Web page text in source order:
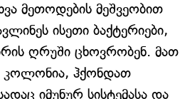
მეთოდების მეშვეობით
ისეთი ბაქტერიები,
ღრუში ცხოვრობენ. მათ
კოლონია, ჰქონდათ
იმუნურ სისტემასა და